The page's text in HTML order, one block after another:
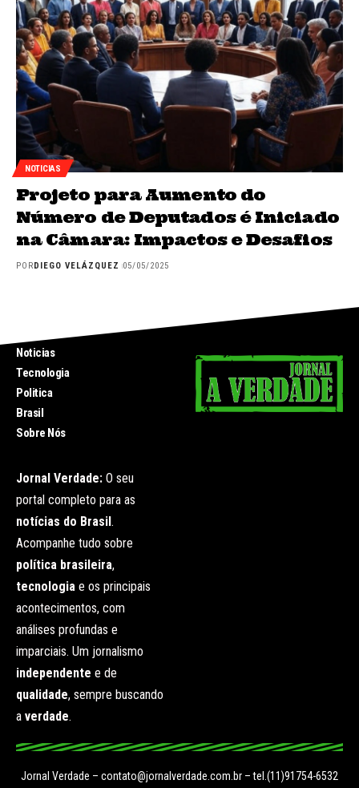
NOTICIAS
Projeto para Aumento do
Número de Deputados é Iniciado
na Câmara: Impactos e Desafios
POR DIEGO VELÁZQUEZ 05/05/2025
Noticias
Tecnologia
Politica
Brasil
Sobre Nós
Jornal Verdade: O seu
portal completo para as
notícias do Brasil .
Acompanhe tudo sobre
política brasileira,
tecnologia e os principais
acontecimentos, com
análises profundas e
imparciais. Um jornalismo
independente e de
qualidade, sempre buscando
a verdade.
Jornal Verdade – contato@jornalverdade.com.br – tel.(11)91754-6532